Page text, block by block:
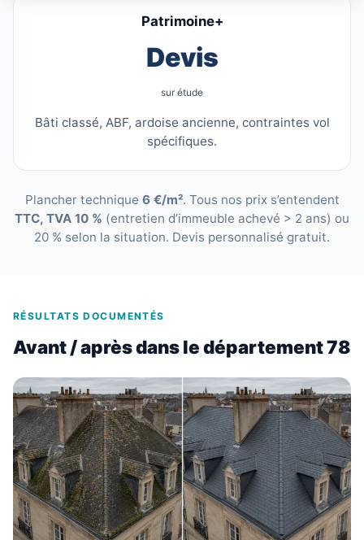
Patrimoine+
Devis
sur étude
Bâti classé, ABF, ardoise ancienne, contraintes vol
spécifiques.
Plancher technique 6 €/m². Tous nos prix s’entendent
TTC, TVA 10 % (entretien d’immeuble achevé > 2 ans) ou
20 % selon la situation. Devis personnalisé gratuit.
RÉSULTATS DOCUMENTÉS
Avant / après dans le département 78